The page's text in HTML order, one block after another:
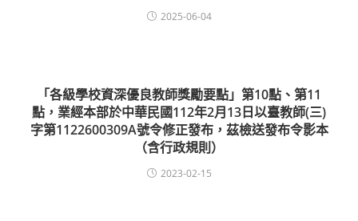
2025-06-04
「各級學校資深優良教師獎勵要點」第10點、第11
點，業經本部於中華民國112年2月13日以臺教師(三)
字第1122600309A號令修正發布，茲檢送發布令影本
（含行政規則）
2023-02-15